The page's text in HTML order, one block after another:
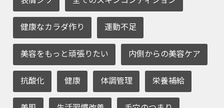
健康なカラダ作り 運動不足
美容をもっと頑張りたい 内側からの美容ケア
抗酸化 健康 体調管理 栄養補給